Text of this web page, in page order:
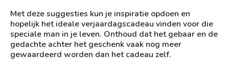
Met deze suggesties kun je inspiratie opdoen en
hopelijk het ideale verjaardagscadeau vinden voor die
speciale man in je leven. Onthoud dat het gebaar en de
gedachte achter het geschenk vaak nog meer
gewaardeerd worden dan het cadeau zelf.